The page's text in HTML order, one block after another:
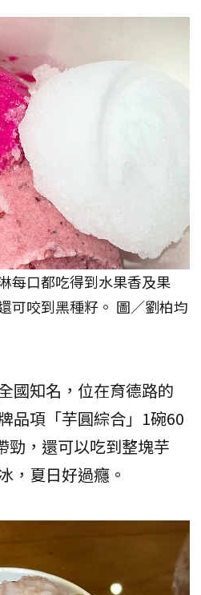
每口都吃得到水果香及果
可咬到黑種籽。 圖／劉柏均
國知名，位在育德路的
品項「芋圓綜合」1碗60
勁，還可以吃到整塊芋
，夏日好過癮。